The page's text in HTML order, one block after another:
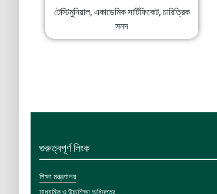
টেস্টিমুনিয়াল, একাডেমিক সার্টিফিকেট, চারিত্রিক
সনদ
গুরুত্বপূর্ণ লিংক
শিক্ষা মন্ত্রণালয়
মাধ্যমিক ও উচ্চশিক্ষা অধিদপ্তর